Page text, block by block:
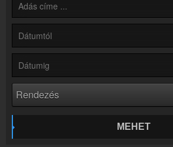
Kapcsolat
Írj nekünk!
Rádiós partnerek
Ágyazd be weboldaladba
Online rádió készítés
Készítés lépésről lépésre
MEHET